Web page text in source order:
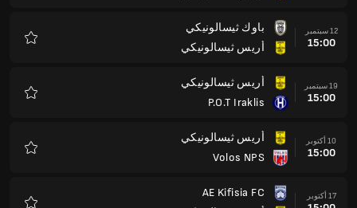
12 سبتمبر
15:00
باوك ثيسالونيكي
أريس ثيسالونيكي
19 سبتمبر
15:00
أريس ثيسالونيكي
P.O.T Iraklis
10 أكتوبر
15:00
أريس ثيسالونيكي
Volos NPS
17 أكتوبر
AE Kifisia FC